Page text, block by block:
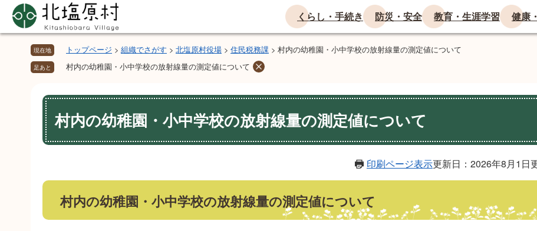
ジ
ュ
くらし・手続き 防災・安全 教育・生涯学習 健康
現在地 トップページ > 組織でさがす > 北塩原村役場 > 住民税務課 > 村内の幼稚園・小中学校の放射線量の測定値について
足あと 村内の幼稚園・小中学校の放射線量の測定値について
本
文
村内の幼稚園・小中学校の放射線量の測定値について
更新日：2026年8月1日
印刷ページ表示
村内の幼稚園・小中学校の放射線量の測定値について